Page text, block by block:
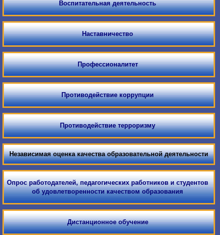
Воспитательная деятельность
Наставничество
Профессионалитет
Противодействие коррупции
Противодействие терроризму
Независимая оценка качества образовательной деятельности
Опрос работодателей, педагогических работников и студентов
об удовлетворенности качеством образования
Дистанционное обучение